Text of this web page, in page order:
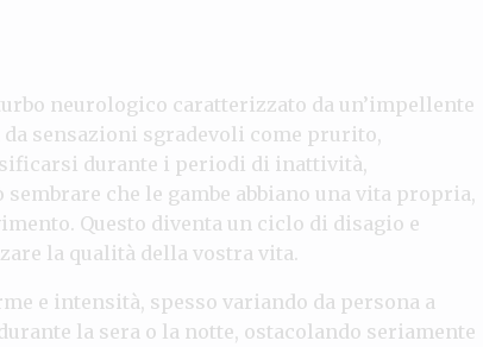
neurologico caratterizzato da un’impellente
da sensazioni sgradevoli come prurito,
durante i periodi di inattività,
che le gambe abbiano una vita propria,
Questo diventa un ciclo di disagio e
la qualità della vostra vita.
e intensità, spesso variando da persona a
la sera o la notte, ostacolando seriamente